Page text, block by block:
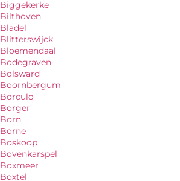
Biggekerke
Bilthoven
Bladel
Blitterswijck
Bloemendaal
Bodegraven
Bolsward
Boornbergum
Borculo
Borger
Born
Borne
Boskoop
Bovenkarspel
Boxmeer
Boxtel